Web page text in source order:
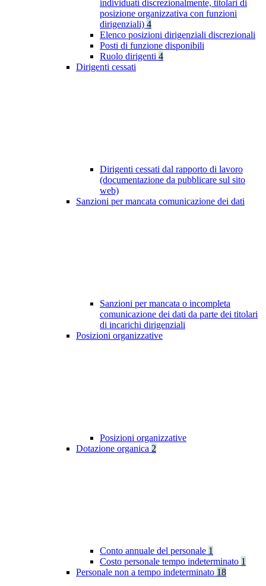
individuati discrezionalmente, titolari di
posizione organizzativa con funzioni
dirigenziali) 4
Elenco posizioni dirigenziali discrezionali
Posti di funzione disponibili
Ruolo dirigenti 4
Dirigenti cessati
Dirigenti cessati dal rapporto di lavoro
(documentazione da pubblicare sul sito
web)
Sanzioni per mancata comunicazione dei dati
Sanzioni per mancata o incompleta
comunicazione dei dati da parte dei titolari
di incarichi dirigenziali
Posizioni organizzative
Posizioni organizzative
Dotazione organica 2
Conto annuale del personale 1
Costo personale tempo indeterminato 1
Personale non a tempo indeterminato 18